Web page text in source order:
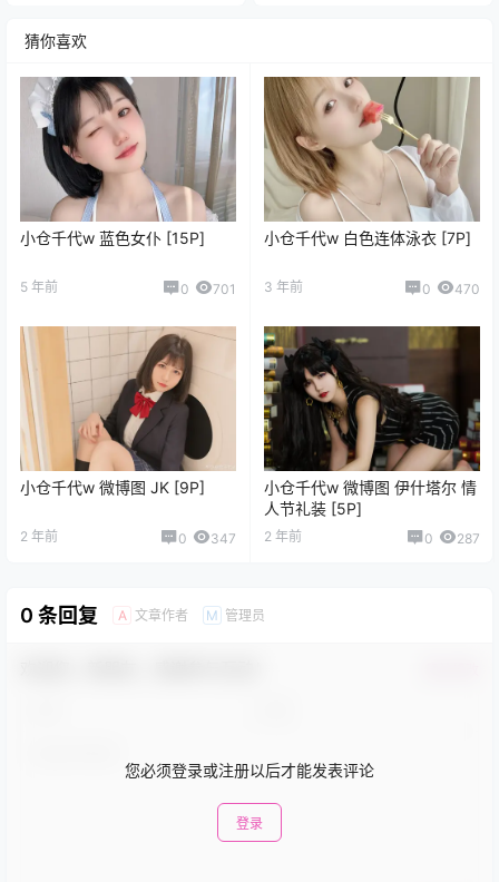
猜你喜欢
小仓千代w 蓝色女仆 [15P]
5 年前 0 701
小仓千代w 白色连体泳衣 [7P]
3 年前 0 470
小仓千代w 微博图 JK [9P]
2 年前 0 347
小仓千代w 微博图 伊什塔尔 情
人节礼装 [5P]
2 年前 0 287
0 条回复 A 文章作者 M 管理员
您必须登录或注册以后才能发表评论
登录